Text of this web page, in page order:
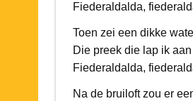
Fiederaldalda,
Toen zei een dikke
Die preek die lap ik
Fiederaldalda,
Na de bruiloft zou er